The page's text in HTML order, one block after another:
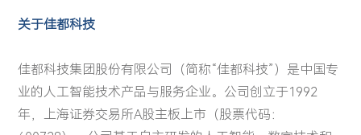
关于佳都科技
佳都科技集团股份有限公司（简称“佳都科技”）是中国专
业的人工智能技术产品与服务企业。公司创立于1992
年，上海证券交易所A股主板上市（股票代码：